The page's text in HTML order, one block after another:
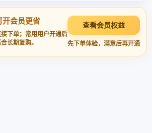
开会员更省
下单；常用用户开通后
长期复购。
查看会员权益
先下单体验，满意后再开通